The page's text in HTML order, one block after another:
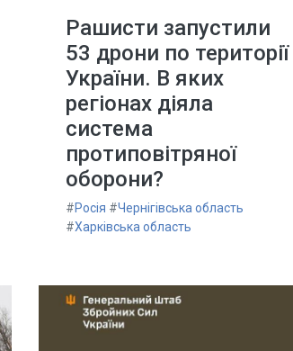
Рашисти запустили
53 дрони по території
України. В яких
регіонах діяла
система
протиповітряної
оборони?
#Росія #Чернігівська область
#Харківська область